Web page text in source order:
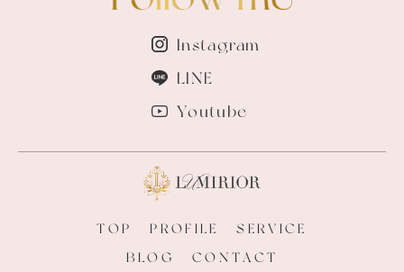
Instagram
LINE
Youtube
TOP PROFILE
SERVICE
BLOG
CONTACT